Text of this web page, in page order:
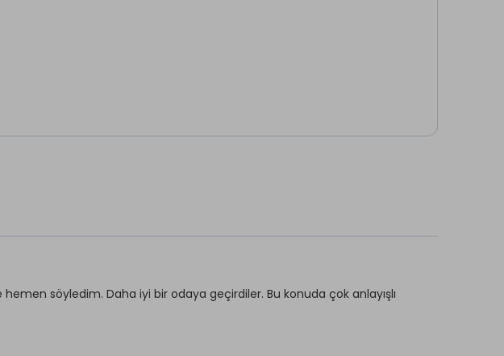
söyledim. Daha iyi bir odaya geçirdiler. Bu konuda çok anlayışlı